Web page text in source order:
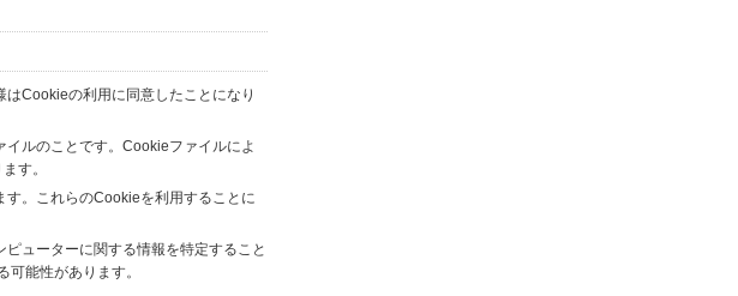
Cookieの利用に同意したことになり
ルのことです。Cookieファイルによ
す。
。これらのCookieを利用することに
ューターに関する情報を特定すること
能性があります。